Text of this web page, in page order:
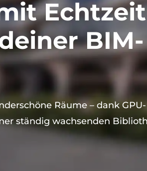
BIM-
Räume – dank GPU-
ständig wachsenden